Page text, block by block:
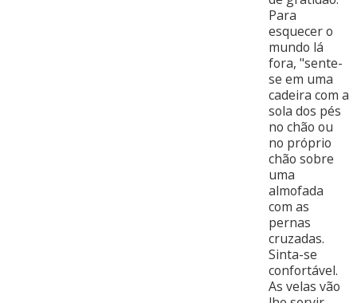
Para
esquecer o
mundo lá
fora, "sente-
se em uma
cadeira com a
sola dos pés
no chão ou
no próprio
chão sobre
uma
almofada
com as
pernas
cruzadas.
Sinta-se
confortável.
As velas vão